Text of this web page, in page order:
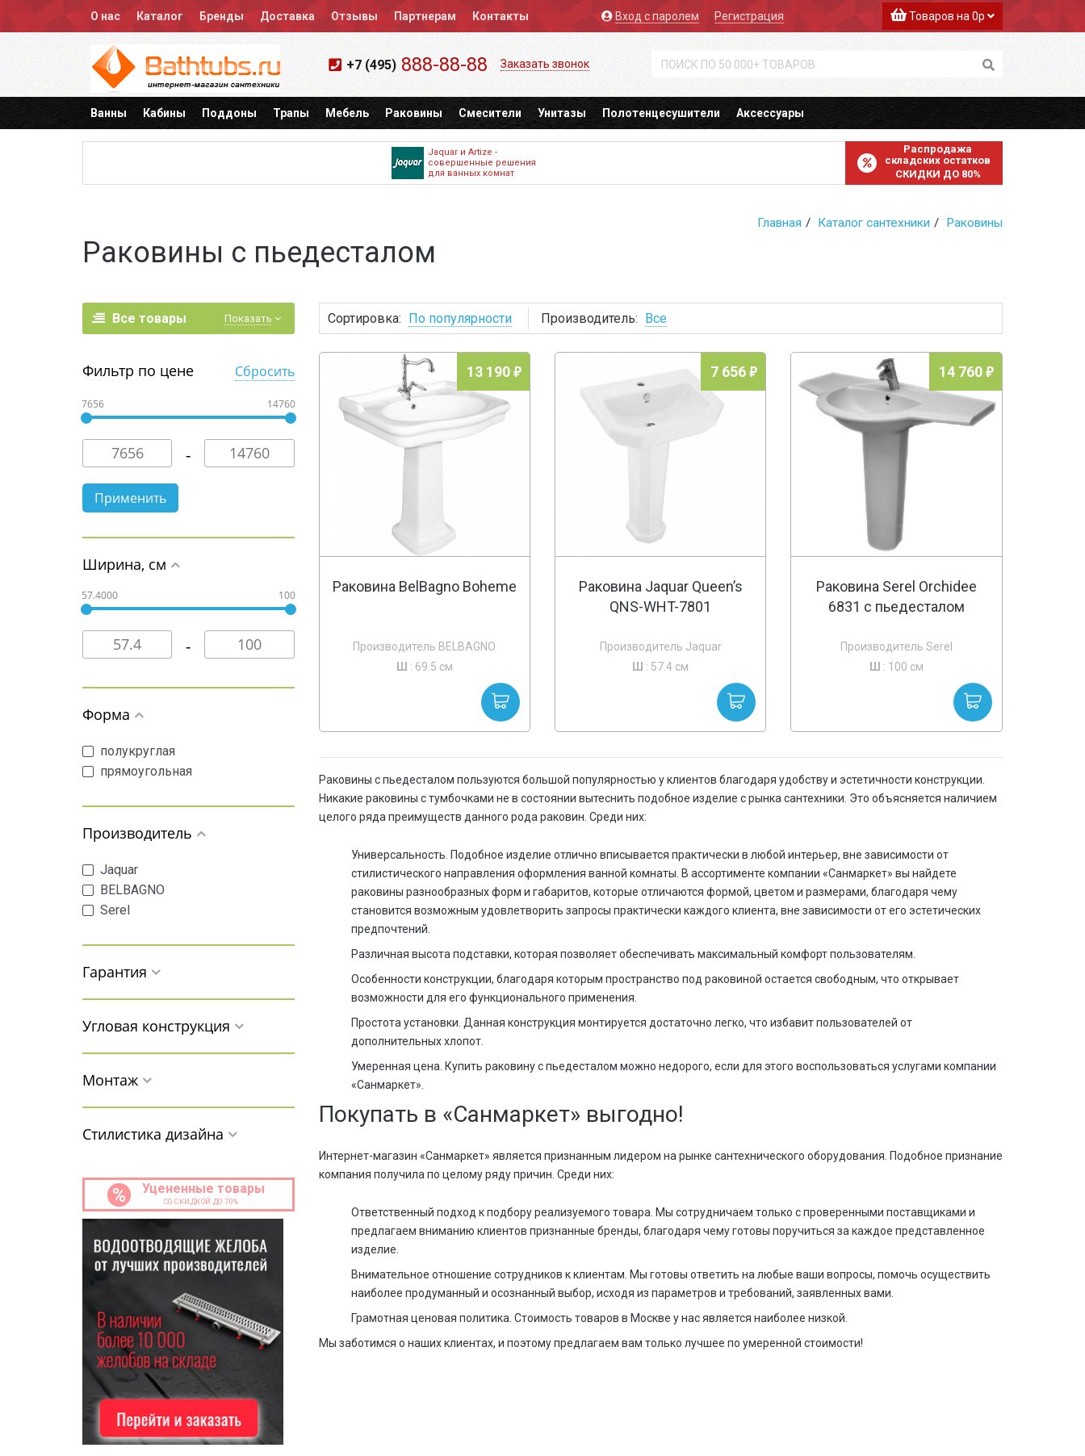
О нас Каталог Бренды Доставка Отзывы Партнерам Контакты Вход с паролем Регистрация Товаров на 0р
+7 (495) 888-88-88 Заказать звонок
Ванны Кабины Поддоны Трапы Мебель Раковины Смесители Унитазы Полотенцесушители Аксессуары
Распродажа
складских остатков
СКИДКИ ДО 80%
Jaquar и Artize -
совершенные решения
для ванных комнат
Главная Каталог сантехники Раковины
Раковины с пьедесталом
Все товары Показать
Фильтр по цене Сбросить
7656 14760
Ширина, см
57.4000 100
Форма
полукруглая
прямоугольная
Производитель
Jaquar
BELBAGNO
Serel
Гарантия
Угловая конструкция
Монтаж
Стилистика дизайна
% Уцененные товары
СО СКИДКОЙ ДО 70%
Сортировка: По популярности Производитель: Все
13 190
Раковина BelBagno Boheme
Производитель BELBAGNO
Ш : 69.5 см
7 656
Раковина Jaquar Queen’s
QNS-WHT-7801
Производитель Jaquar
Ш : 57.4 см
14 760
Раковина Serel Orchidee
6831 с пьедесталом
Производитель Serel
Ш : 100 см
Раковины с пьедесталом пользуются большой популярностью у клиентов благодаря удобству и эстетичности конструкции.
Никакие раковины с тумбочками не в состоянии вытеснить подобное изделие с рынка сантехники. Это объясняется наличием
целого ряда преимуществ данного рода раковин. Среди них:
Универсальность. Подобное изделие отлично вписывается практически в любой интерьер, вне зависимости от
стилистического направления оформления ванной комнаты. В ассортименте компании «Санмаркет» вы найдете
раковины разнообразных форм и габаритов, которые отличаются формой, цветом и размерами, благодаря чему
становится возможным удовлетворить запросы практически каждого клиента, вне зависимости от его эстетических
предпочтений.
Различная высота подставки, которая позволяет обеспечивать максимальный комфорт пользователям.
Особенности конструкции, благодаря которым пространство под раковиной остается свободным, что открывает
возможности для его функционального применения.
Простота установки. Данная конструкция монтируется достаточно легко, что избавит пользователей от
дополнительных хлопот.
Умеренная цена. Купить раковину с пьедесталом можно недорого, если для этого воспользоваться услугами компании
«Санмаркет».
Покупать в «Санмаркет» выгодно!
Интернет-магазин «Санмаркет» является признанным лидером на рынке сантехнического оборудования. Подобное признание
компания получила по целому ряду причин. Среди них:
Ответственный подход к подбору реализуемого товара. Мы сотрудничаем только с проверенными поставщиками и
предлагаем вниманию клиентов признанные бренды, благодаря чему готовы поручиться за каждое представленное
изделие.
Внимательное отношение сотрудников к клиентам. Мы готовы ответить на любые ваши вопросы, помочь осуществить
наиболее продуманный и осознанный выбор, исходя из параметров и требований, заявленных вами.
Грамотная ценовая политика. Стоимость товаров в Москве у нас является наиболее низкой.
Мы заботимся о наших клиентах, и поэтому предлагаем вам только лучшее по умеренной стоимости!